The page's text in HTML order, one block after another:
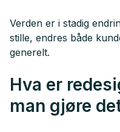
Verden er i stadig
stille, endres både
generelt.
Hva er
man gjøre